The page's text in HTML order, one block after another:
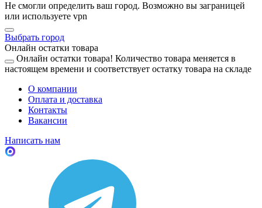
Не смогли определить ваш город. Возможно вы заграницей
или используете vpn
Выбрать город
Онлайн остатки товара
Онлайн остатки товара! Количество товара меняется в
настоящем времени и соответствует остатку товара на складе
О компании
Оплата и доставка
Контакты
Вакансии
Написать нам